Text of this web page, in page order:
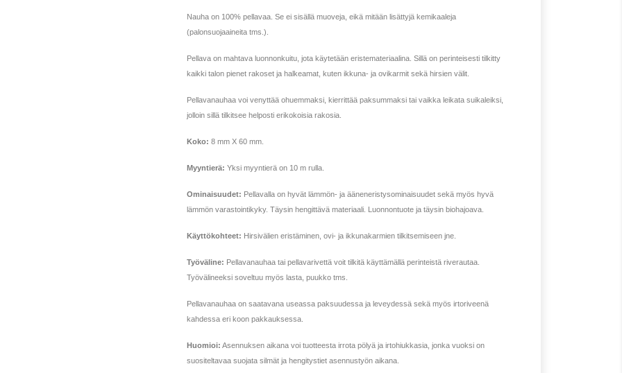
Nauha on 100% pellavaa. Se ei sisällä muoveja, eikä mitään lisättyjä kemikaaleja
(palonsuojaaineita tms.).
Pellava on mahtava luonnonkuitu, jota käytetään eristemateriaalina. Sillä on perinteisesti tilkitty
kaikki talon pienet rakoset ja halkeamat, kuten ikkuna- ja ovikarmit sekä hirsien välit.
Pellavanauhaa voi venyttää ohuemmaksi, kierrittää paksummaksi tai vaikka leikata suikaleiksi,
jolloin sillä tilkitsee helposti erikokoisia rakosia.
Koko: 8 mm X 60 mm.
Myyntierä: Yksi myyntierä on 10 m rulla.
Ominaisuudet: Pellavalla on hyvät lämmön- ja ääneneristysominaisuudet sekä myös hyvä
lämmön varastointikyky. Täysin hengittävä materiaali. Luonnontuote ja täysin biohajoava.
Käyttökohteet: Hirsivälien eristäminen, ovi- ja ikkunakarmien tilkitsemiseen jne.
Työväline: Pellavanauhaa tai pellavarivettä voit tilkitä käyttämällä perinteistä riverautaa.
Työvälineeksi soveltuu myös lasta, puukko tms.
Pellavanauhaa on saatavana useassa paksuudessa ja leveydessä sekä myös irtoriveenä
kahdessa eri koon pakkauksessa.
Huomioi: Asennuksen aikana voi tuotteesta irrota pölyä ja irtohiukkasia, jonka vuoksi on
suositeltavaa suojata silmät ja hengitystiet asennustyön aikana.